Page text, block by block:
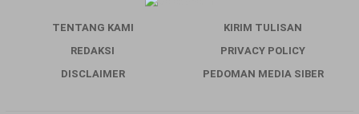
TENTANG KAMI
KIRIM TULISAN
REDAKSI
PRIVACY POLICY
DISCLAIMER
PEDOMAN MEDIA SIBER